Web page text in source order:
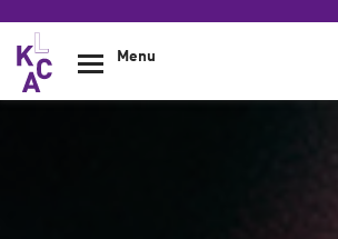
Overslaan en naar de inhoud gaan
Menu